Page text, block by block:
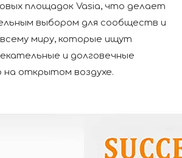
площадок Vasia, что делает
выбором для сообществ и
всему миру, которые ищут
и долговечные
на открытом воздухе.